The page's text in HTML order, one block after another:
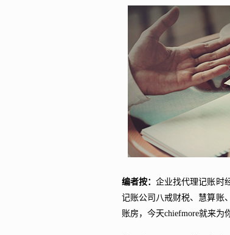
编者按： 企业找代理记账时
记账公司八戒财税、慧算账
账房，今天chiefmore就来为